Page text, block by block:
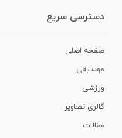
دسترسی سریع
صفحه اصلی
موسیقی
ورزشی
گالری تصاویر
مقالات